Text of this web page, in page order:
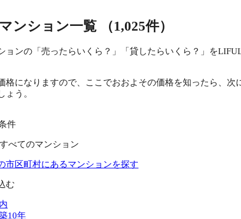
ンション一覧 （1,025件）
ョンの「売ったらいくら？」「貸したらいくら？」を
格になりますので、ここでおおよその価格を知ったら、
ょう。
件
べてのマンション
市区町村にあるマンションを探す
む
10年